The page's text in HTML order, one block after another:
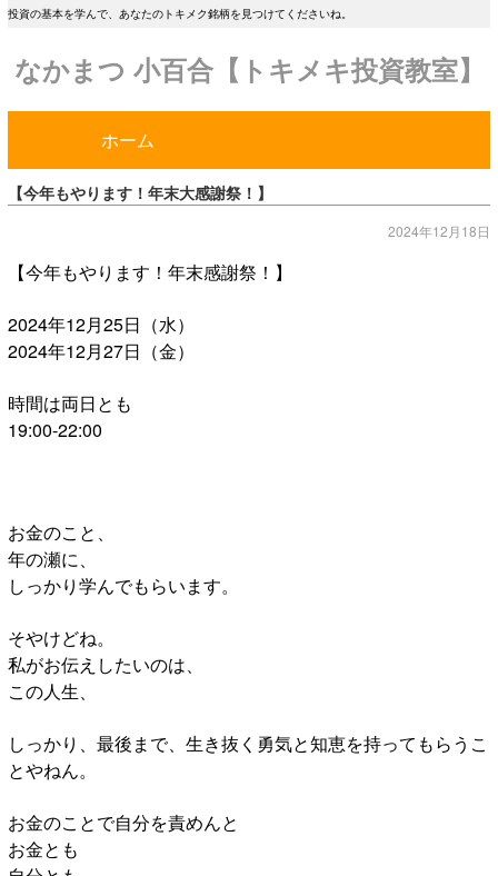
投資の基本を学んで、あなたのトキメク銘柄を見つけてくださいね。
なかまつ 小百合【トキメキ投資教室】
ホーム
【今年もやります！年末大感謝祭！】
2024年12月18日
【今年もやります！年末感謝祭！】
2024年12月25日（水）
2024年12月27日（金）
時間は両日とも
19:00-22:00
お金のこと、
年の瀬に、
しっかり学んでもらいます。
そやけどね。
私がお伝えしたいのは、
この人生、
しっかり、最後まで、生き抜く勇気と知恵を持ってもらうこ
とやねん。
お金のことで自分を責めんと
お金とも